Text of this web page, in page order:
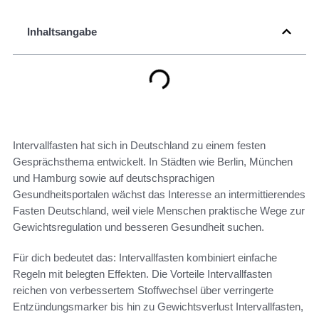
Inhaltsangabe
Intervallfasten hat sich in Deutschland zu einem festen
Gesprächsthema entwickelt. In Städten wie Berlin, München
und Hamburg sowie auf deutschsprachigen
Gesundheitsportalen wächst das Interesse an intermittierendes
Fasten Deutschland, weil viele Menschen praktische Wege zur
Gewichtsregulation und besseren Gesundheit suchen.
Für dich bedeutet das: Intervallfasten kombiniert einfache
Regeln mit belegten Effekten. Die Vorteile Intervallfasten
reichen von verbessertem Stoffwechsel über verringerte
Entzündungsmarker bis hin zu Gewichtsverlust Intervallfasten,